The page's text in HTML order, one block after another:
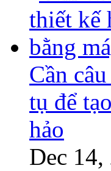
Cần
tụ để
hảo
Dec 14,